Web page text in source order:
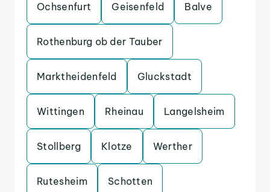
Ochsenfurt Geisenfeld Balve
Rothenburg ob der Tauber
Marktheidenfeld Gluckstadt
Wittingen Rheinau Langelsheim
Stollberg Klotze Werther
Rutesheim Schotten